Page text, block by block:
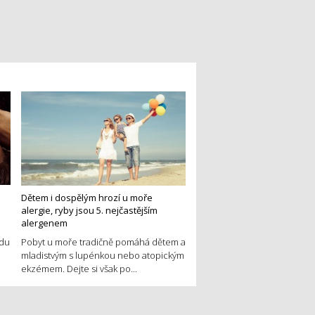
Dětem i dospělým hrozí u moře
alergie, ryby jsou 5. nejčastějším
alergenem
Pobyt u moře tradičně pomáhá dětem a
mladistvým s lupénkou nebo atopickým
ekzémem. Dejte si však po...